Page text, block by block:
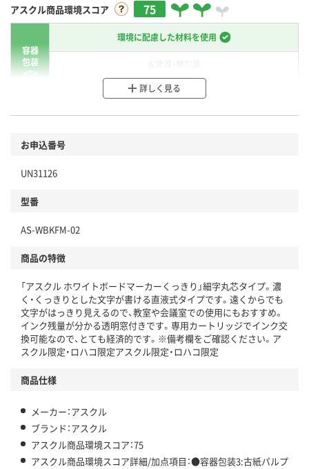
アスクル商品環境スコア 75
容器
包装
環境に配慮した材料を使用
分別・リサイクルしやすい設計
商品
この商品の環境配慮ポイントです。下記商品詳細「
アスクル商品環境スコア詳細／加点項目
」で確認できます。
詳しく見る
お申込番号
UN31126
型番
AS-WBKFM-02
商品の特徴
「アスクル ホワイトボードマーカーくっきり」細字丸芯タイプ。濃
く・くっきりとした文字が書ける直液式タイプです。遠くからでも
文字がはっきり見えるので、教室や会議室での使用にもおすすめ。
インク残量が分かる透明窓付きです。専用カートリッジでインク交
換可能なので、とても経済的です。※備考欄をご確認ください。ア
スクル限定・ロハコ限定アスクル限定・ロハコ限定
商品仕様
メーカー：アスクル
ブランド：アスクル
アスクル商品環境スコア：75
アスクル商品環境スコア詳細/加点項目：●容器包装3:古紙パルプ